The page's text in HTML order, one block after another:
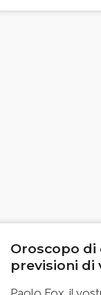
Oroscopo di
previsioni di